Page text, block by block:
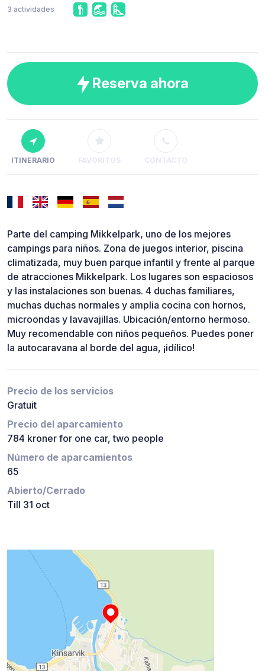
3 actividades
Reserva ahora
ITINERARIO FAVORITOS CONTACTO
Parte del camping Mikkelpark, uno de los mejores
campings para niños. Zona de juegos interior, piscina
climatizada, muy buen parque infantil y frente al parque
de atracciones Mikkelpark. Los lugares son espaciosos
y las instalaciones son buenas. 4 duchas familiares,
muchas duchas normales y amplia cocina con hornos,
microondas y lavavajillas. Ubicación/entorno hermoso.
Muy recomendable con niños pequeños. Puedes poner
la autocaravana al borde del agua, ¡idílico!
Precio de los servicios
Gratuit
Precio del aparcamiento
784 kroner for one car, two people
Número de aparcamientos
65
Abierto/Cerrado
Till 31 oct